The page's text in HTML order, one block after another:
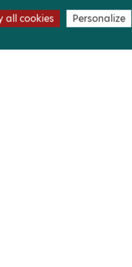
all cookies Personalize